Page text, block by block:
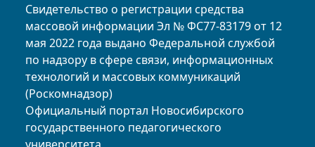
Свидетельство о регистрации средства
массовой информации Эл № ФС77-83179 от 12
мая 2022 года выдано Федеральной службой
по надзору в сфере связи, информационных
технологий и массовых коммуникаций
(Роскомнадзор)
Официальный портал Новосибирского
государственного педагогического